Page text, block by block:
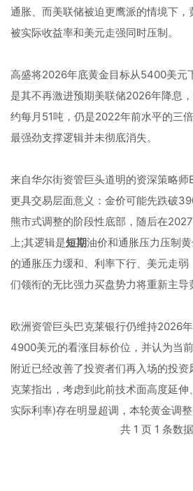
通胀、而美联储被迫更鹰派的情境下，
被实际收益率和美元走强同时压制。
高盛将2026年底黄金目标从5400美元
是其不再激进预期美联储2026年降息
约每月51吨，仍是2022年前水平的三
最强劲支撑逻辑并未彻底消失。
来自华尔街资管巨头道明的资深策略
更具交易层面意义：金价可能先跌破
熊市式调整的阶段性底部，随后在
上;其逻辑是短期油价和通胀压力压制
的通胀压力缓和、利率下行、美元走弱
们领衔的无比强力买盘势力将重新主导
欧洲资管巨头巴克莱银行仍维持2026
4900美元的看涨目标价位，并认为当
附近已经改善了投资者们再入场的投
克莱指出，考虑到此前技术面高度延
实际利率)存在明显超调，本轮黄金调整
共 1 页 1 条数据